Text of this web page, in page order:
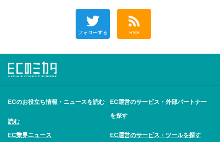
フォローする RSS
ECのお役立ち情報・ニュースを読む
読む
EC業界ニュース
EC運営のサービス・外部パートナー
を探す
EC運営のサービス・ツールを探す